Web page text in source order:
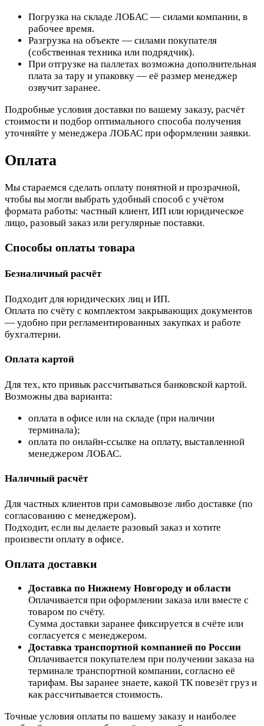
Погрузка на складе ЛОБАС — силами компании, в
рабочее время.
Разгрузка на объекте — силами покупателя
(собственная техника или подрядчик).
При отгрузке на паллетах возможна дополнительная
плата за тару и упаковку — её размер менеджер
озвучит заранее.
Подробные условия доставки по вашему заказу, расчёт
стоимости и подбор оптимального способа получения
уточняйте у менеджера ЛОБАС при оформлении заявки.
Оплата
Мы стараемся сделать оплату понятной и прозрачной,
чтобы вы могли выбрать удобный способ с учётом
формата работы: частный клиент, ИП или юридическое
лицо, разовый заказ или регулярные поставки.
Способы оплаты товара
Безналичный расчёт
Подходит для юридических лиц и ИП.
Оплата по счёту с комплектом закрывающих документов
— удобно при регламентированных закупках и работе
бухгалтерии.
Оплата картой
Для тех, кто привык рассчитываться банковской картой.
Возможны два варианта:
оплата в офисе или на складе (при наличии
терминала);
оплата по онлайн-ссылке на оплату, выставленной
менеджером ЛОБАС.
Наличный расчёт
Для частных клиентов при самовывозе либо доставке (по
согласованию с менеджером).
Подходит, если вы делаете разовый заказ и хотите
произвести оплату в офисе.
Оплата доставки
Доставка по Нижнему Новгороду и области
Оплачивается при оформлении заказа или вместе с
товаром по счёту.
Сумма доставки заранее фиксируется в счёте или
согласуется с менеджером.
Доставка транспортной компанией по России
Оплачивается покупателем при получении заказа на
терминале транспортной компании, согласно её
тарифам. Вы заранее знаете, какой ТК повезёт груз и
как рассчитывается стоимость.
Точные условия оплаты по вашему заказу и наиболее